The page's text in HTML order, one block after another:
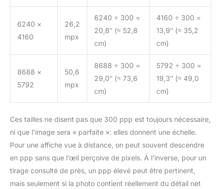
6240 ×
4160
26,2
mpx
6240 ÷ 300 =
20,8″ (≈ 52,8
cm)
4160 ÷ 300 =
13,9″ (≈ 35,2
cm)
8688 ×
5792
50,6
mpx
8688 ÷ 300 =
29,0″ (≈ 73,6
cm)
5792 ÷ 300 =
19,3″ (≈ 49,0
cm)
Ces tailles ne disent pas que 300 ppp est toujours nécessaire,
ni que l’image sera « parfaite »: elles donnent une échelle.
Pour une affiche vue à distance, on peut souvent descendre
en ppp sans que l’œil perçoive de pixels. À l’inverse, pour un
tirage consulté de près, un ppp élevé peut être pertinent,
mais seulement si la photo contient réellement du détail net